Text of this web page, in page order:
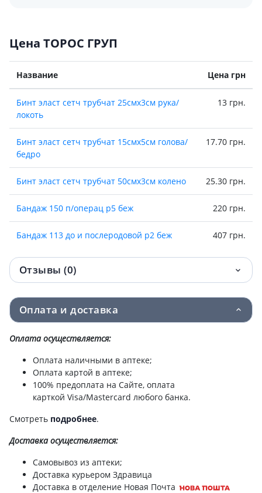
Цена ТОРОС ГРУП
Название Цена грн
Бинт эласт сетч трубчат 25смх3см рука/
локоть
13 грн.
Бинт эласт сетч трубчат 15смх5см голова/
бедро
17.70 грн.
Бинт эласт сетч трубчат 50смх3см колено 25.30 грн.
Бандаж 150 п/операц р5 беж 220 грн.
Бандаж 113 до и послеродовой р2 беж 407 грн.
Отзывы (0)
Оплата и доставка
Оплата осуществляется:
Оплата наличными в аптеке;
Оплата картой в аптеке;
100% предоплата на Сайте, оплата
карткой Visa/Mastercard любого банка.
Смотреть подробнее.
Доставкаосуществляется:
Самовывоз из аптеки;
Доставка курьером Здравица
Доставка в отделение Новая Почта